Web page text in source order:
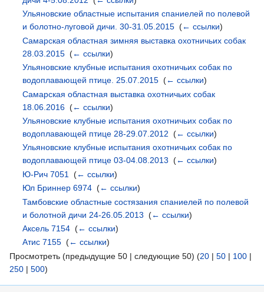
Ульяновские областные испытания спаниелей по полевой
и болотно-луговой дичи. 30-31.05.2015 ‎(← ссылки)
Самарская областная зимняя выставка охотничьих собак
28.03.2015 ‎(← ссылки)
Ульяновские клубные испытания охотничьих собак по
водоплавающей птице. 25.07.2015 ‎(← ссылки)
Самарская областная выставка охотничьих собак
18.06.2016 ‎(← ссылки)
Ульяновские клубные испытания охотничьих собак по
водоплавающей птице 28-29.07.2012 ‎(← ссылки)
Ульяновские клубные испытания охотничьих собак по
водоплавающей птице 03-04.08.2013 ‎(← ссылки)
Ю-Рич 7051
‎(← ссылки)
Юл Бриннер 6974 ‎(← ссылки)
Тамбовские областные состязания спаниелей по полевой
и болотной дичи 24-26.05.2013 ‎(← ссылки)
Аксель 7154 ‎(← ссылки)
Атис 7155 ‎(← ссылки)
Просмотреть (предыдущие 50 | следующие 50) (20 | 50 | 100 |
250 | 500)